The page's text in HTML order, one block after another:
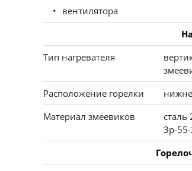
вентилятора
Тип нагревателя
Расположение горелки
Материал змеевиков
сталь
3р-